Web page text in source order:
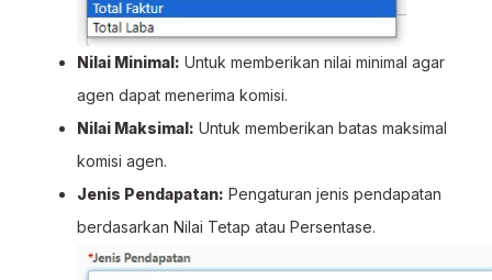
Nilai Minimal: Untuk memberikan nilai minimal agar
agen dapat menerima komisi.
Nilai Maksimal: Untuk memberikan batas maksimal
komisi agen.
Jenis Pendapatan: Pengaturan jenis pendapatan
berdasarkan Nilai Tetap atau Persentase.